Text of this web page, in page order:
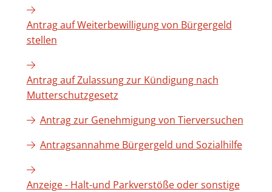
Antrag auf Weiterbewilligung von Bürgergeld
stellen
Antrag auf Zulassung zur Kündigung nach
Mutterschutzgesetz
Antrag zur Genehmigung von Tierversuchen
Antragsannahme Bürgergeld und Sozialhilfe
Anzeige - Halt-und Parkverstöße oder sonstige